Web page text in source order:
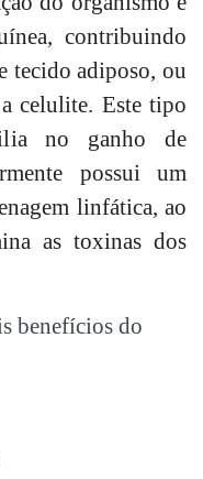
contribuindo
tecido adiposo, ou
celulite. Este tipo
no ganho de
possui um
linfática, ao
as toxinas dos
benefícios do